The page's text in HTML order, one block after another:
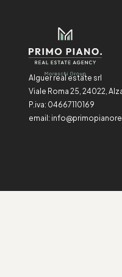
Alguer real estate srl
Viale Roma 25, 24022,
P.iva: 04667110169
email: